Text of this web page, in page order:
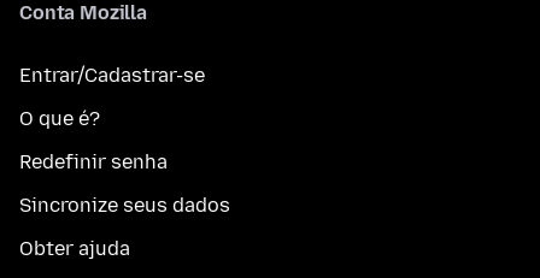
Conta Mozilla
Entrar/Cadastrar-se
O que é?
Redefinir senha
Sincronize seus dados
Obter ajuda